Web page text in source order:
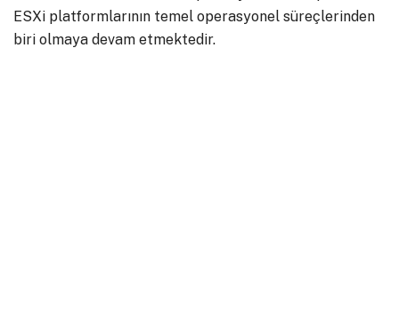
ESXi platformlarının temel operasyonel süreçlerinden
biri olmaya devam etmektedir.